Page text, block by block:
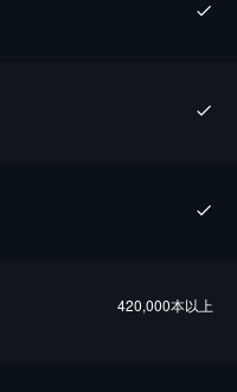
420,000本以上